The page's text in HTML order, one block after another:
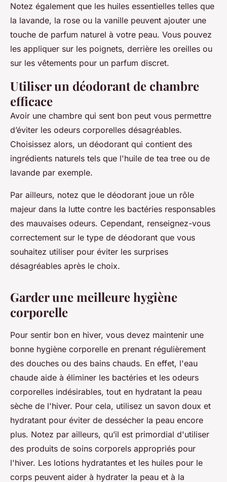
Notez également que les huiles essentielles telles que
la lavande, la rose ou la vanille peuvent ajouter une
touche de parfum naturel à votre peau. Vous pouvez
les appliquer sur les poignets, derrière les oreilles ou
sur les vêtements pour un parfum discret.
Utiliser un déodorant de chambre
efficace
Avoir une chambre qui sent bon peut vous permettre
d’éviter les odeurs corporelles désagréables.
Choisissez alors, un déodorant qui contient des
ingrédients naturels tels que l'huile de tea tree ou de
lavande par exemple.
Par ailleurs, notez que le déodorant joue un rôle
majeur dans la lutte contre les bactéries responsables
des mauvaises odeurs. Cependant, renseignez-vous
correctement sur le type de déodorant que vous
souhaitez utiliser pour éviter les surprises
désagréables après le choix.
Garder une meilleure hygiène
corporelle
Pour sentir bon en hiver, vous devez maintenir une
bonne hygiène corporelle en prenant régulièrement
des douches ou des bains chauds. En effet, l'eau
chaude aide à éliminer les bactéries et les odeurs
corporelles indésirables, tout en hydratant la peau
sèche de l'hiver. Pour cela, utilisez un savon doux et
hydratant pour éviter de dessécher la peau encore
plus. Notez par ailleurs, qu’il est primordial d'utiliser
des produits de soins corporels appropriés pour
l'hiver. Les lotions hydratantes et les huiles pour le
corps peuvent aider à hydrater la peau et à la